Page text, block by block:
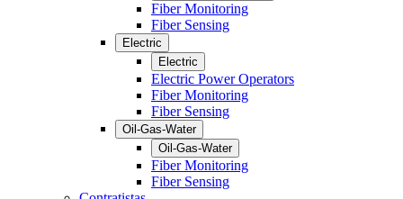
Fiber Monitoring
Fiber Sensing
Electric
Electric
Electric Power Operators
Fiber Monitoring
Fiber Sensing
Oil-Gas-Water
Oil-Gas-Water
Fiber Monitoring
Fiber Sensing